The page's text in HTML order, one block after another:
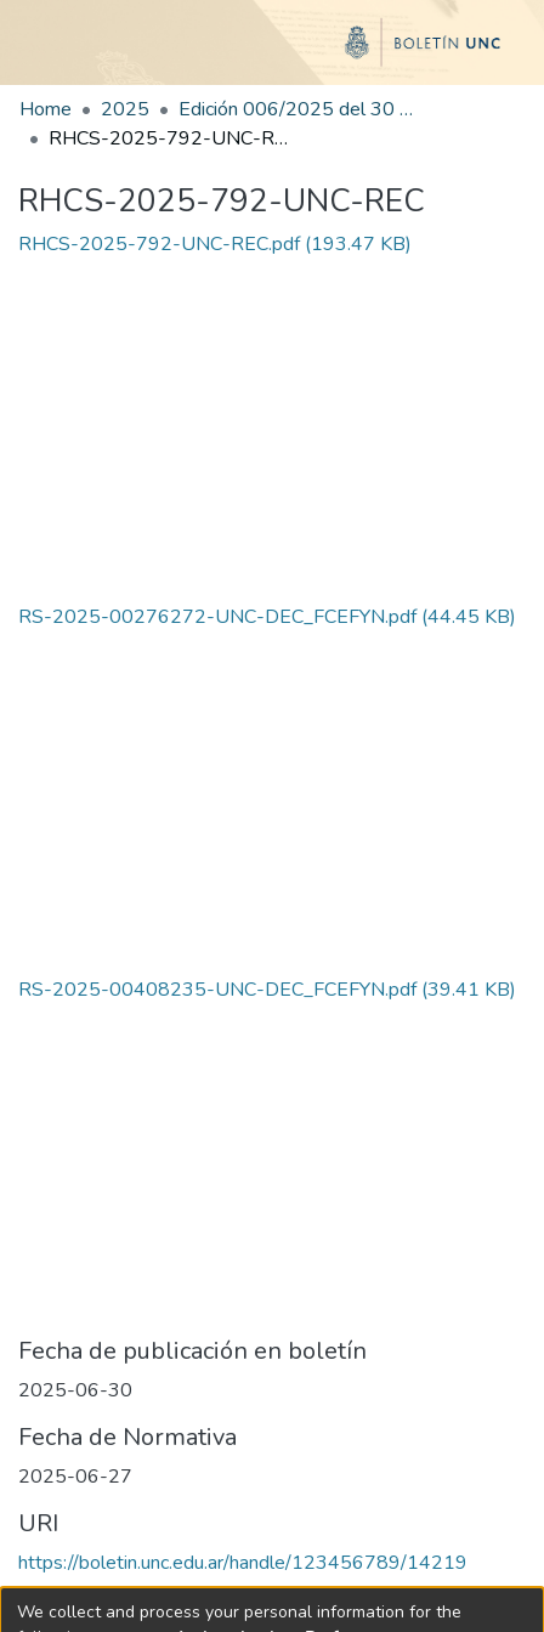
Home 2025
Edición 006/2025 del 30 de junio de 2025
RHCS-2025-792-UNC-REC
RHCS-2025-792-UNC-REC
RHCS-2025-792-UNC-REC.pdf(193.47 KB)
RS-2025-00276272-UNC-DEC_FCEFYN.pdf(44.45 KB)
RS-2025-00408235-UNC-DEC_FCEFYN.pdf(39.41 KB)
Fecha de publicación en boletín
2025-06-30
Fecha de Normativa
2025-06-27
URI
https://boletin.unc.edu.ar/handle/123456789/14219
Collections
We collect and process your personal information for the